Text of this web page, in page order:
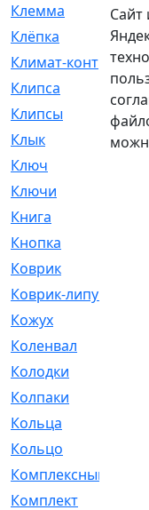
Клемма
Клёпка
Климат-контроль
Клипса
Клипсы
Клык
Ключ
Ключи
Книга
Кнопка
Коврик
Коврик-липучка
Кожух
Коленвал
Колодки
Колпаки
Кольца
Кольцо
Комплексный
Комплект
Сайт